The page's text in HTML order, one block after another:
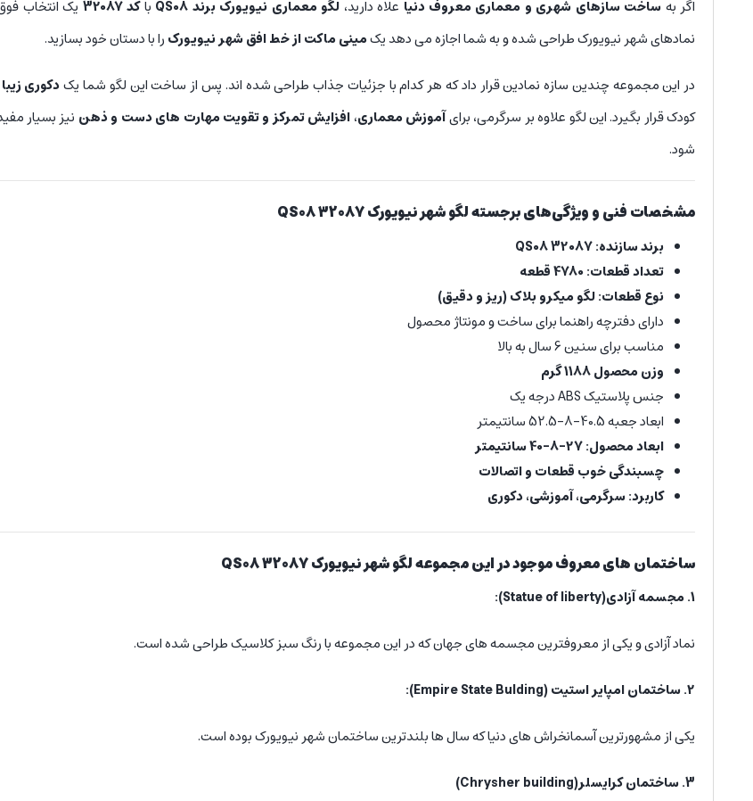
اگر به ساخت سازهای شهری و معماری معروف دنیا علاه دارید، لگو معماری نیویورک برند QS08 باکد 32087
یک انتخاب
نمادهای شهر نیویورک طراحی شده و به شما اجازه می دهد یکمینی ماکت از خط افق شهر نیویورک را با دستان خود بسازید.
در این مجموعه چندین سازه نمادین قرار داد که هر کدام با جزئیات جذاب طراحی شده اند. پس از ساخت این لگو شما یک دکوری
کودک قرار بگیرد. این لگو علاوه بر سرگرمی، برایآموزش معماری، افزایش تمرکز و تقویت مهارت های دست و ذهن نیز بسیار
شود.
مشخصات فنی و ویژگی‌های برجسته لگوشهر نیویورک QS08 32087
برند سازنده: QS08 32087
تعداد قطعات:4780 قطعه
نوع قطعات: لگو میکرو بلاک (ریز و دقیق)
دارای دفترچه راهنما برای ساخت و مونتاژ محصول
مناسب برای سنین 6 سال به بالا
وزن محصول1188 گرم
جنس پلاستیک ABS درجه یک
ابعاد جعبه 40.5-8-52.5 سانتیمتر
ابعاد محصول:27-8-40 سانتیمتر
چسبندگی خوب قطعات و اتصالات
کاربرد: سرگرمی، آموزشی، دکوری
ساختمان های معروف موجود در این مجموعهلگوشهر نیویورک QS08 32087
1. مجسمه آزادی(Statue of liberty):
نماد آزادی و یکی از معروفترین مجسمه های جهان که در این مجموعه با رنگ سبز کلاسیک طراحی شده است.
2. ساختمان امپایر استیت (Empire State Bulding):
یکی از مشهورترین آسمانخراش های دنیا که سال ها بلندترین ساختمان شهر نیویورک بوده است.
3. ساختمان کرایسلر(Chrysher building)